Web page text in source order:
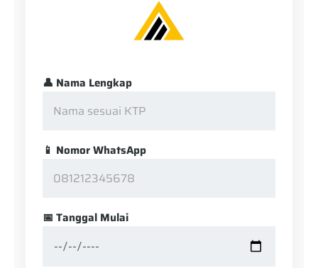
👤 Nama Lengkap
📱 Nomor WhatsApp
📅 Tanggal Mulai